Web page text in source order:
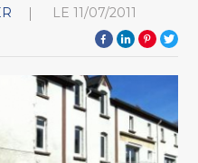
LE 11/07/2011